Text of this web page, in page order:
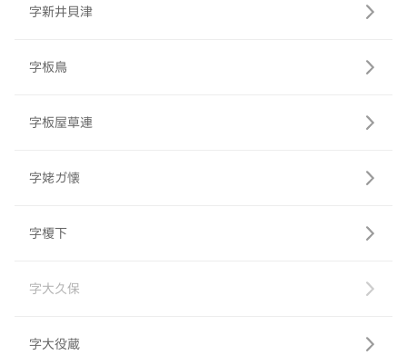
字新井貝津
字板鳥
字板屋草連
字姥ガ懐
字榎下
字大久保
字大役蔵